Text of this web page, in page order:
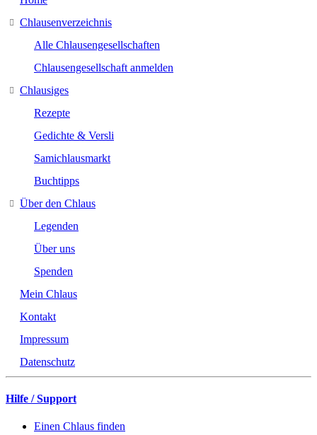
Chlausenverzeichnis
Alle Chlausengesellschaften
Chlausengesellschaft anmelden
Chlausiges
Rezepte
Gedichte & Versli
Samichlausmarkt
Buchtipps
Über den Chlaus
Legenden
Über uns
Spenden
Mein Chlaus
Kontakt
Impressum
Datenschutz
Hilfe / Support
Einen Chlaus finden